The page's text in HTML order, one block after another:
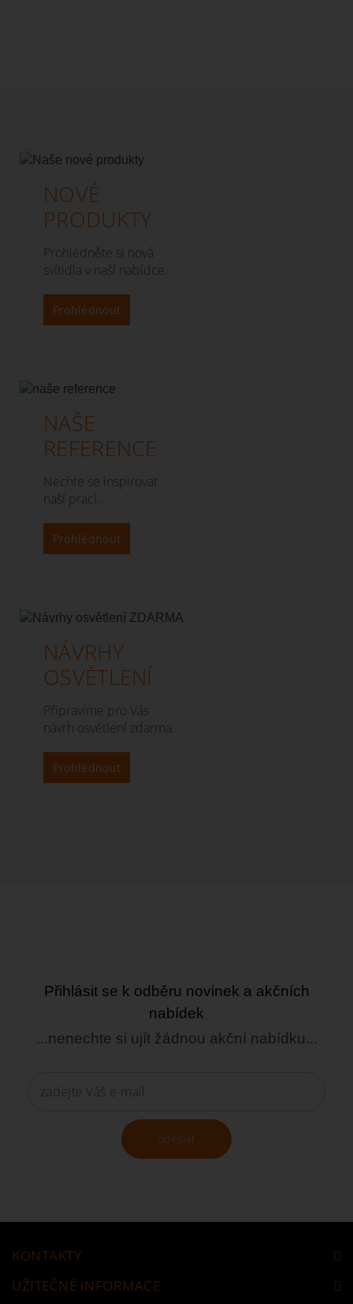
NOVÉ
PRODUKTY
Prohlédněte si nová
svítidla v naší nabídce.
Prohlédnout
NAŠE
REFERENCE
Nechte se inspirovat
naší prací.
Prohlédnout
NÁVRHY
OSVĚTLENÍ
Připravíme pro Vás
návrh osvětlení zdarma.
Prohlédnout
Přihlásit se k odběru novinek a akčních
nabídek
...nenechte si ujít žádnou akční nabídku...
odeslat
KONTAKTY
UŽITEČNÉ INFORMACE